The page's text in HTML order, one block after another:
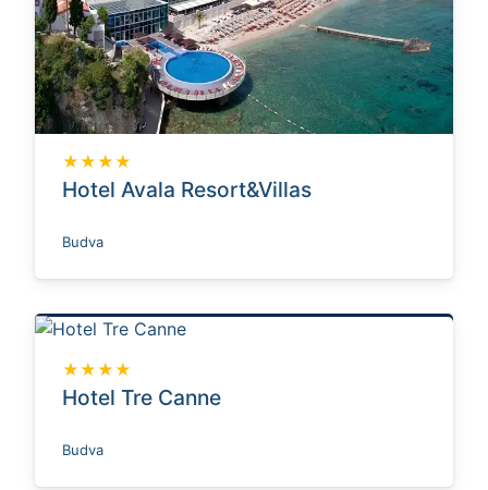
★★★★
Hotel Avala Resort&Villas
Budva
★★★★
Hotel Tre Canne
Budva